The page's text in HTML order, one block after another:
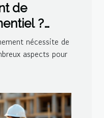
de
?
Protection
nécessite de
aspects pour